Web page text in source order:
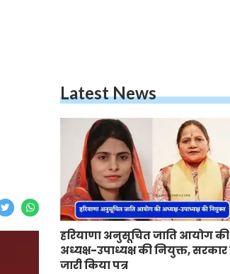
Latest News
हरियाणा अनुसूचित जाति आयोग की
अध्यक्ष-उपाध्यक्ष की नियुक्त,
जारी किया पत्र